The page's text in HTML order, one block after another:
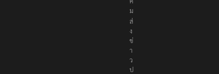
ม
ส่
ง
ข่
า
ว
ป